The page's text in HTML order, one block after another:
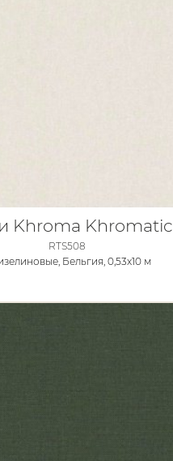
Khroma Khromatic
RTS508
Бельгия, 0,53x10 м